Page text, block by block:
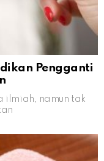
Pengganti
ilmiah, namun tak